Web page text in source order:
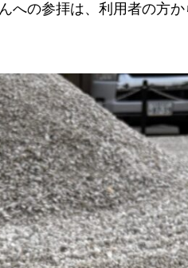
への参拝は、利用者の方